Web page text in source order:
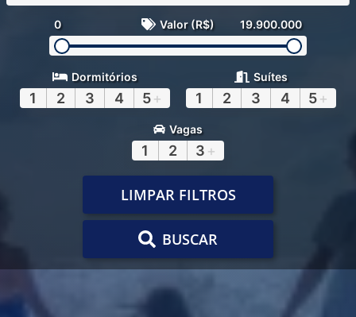
0 Valor (R$) 19.900.000
Dormitórios
1 2 3 4 5+
Suítes
1 2 3 4 5+
Vagas
1 2 3 +
LIMPAR FILTROS
BUSCAR